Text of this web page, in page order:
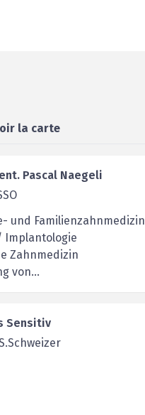
la carte
Pascal Naegeli
und Familienzahnmedizin
Implantologie
Zahnmedizin
von...
Sensitiv